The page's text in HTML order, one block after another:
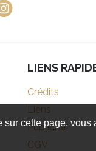
LIENS
Crédits
Liens
Publicité
CGV
cette page, vous